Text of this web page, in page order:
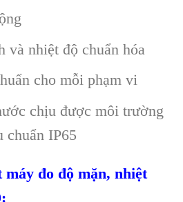
và nhiệt độ chuẩn hóa
cho mỗi phạm vi
chịu được môi trường
chuẩn IP65
máy đo độ mặn, nhiệt
: